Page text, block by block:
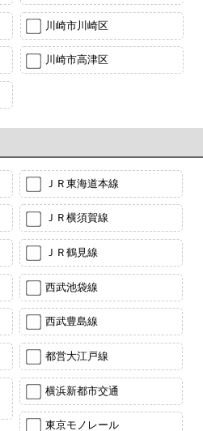
川崎市川崎区
川崎市高津区
ＪＲ東海道本線
ＪＲ横須賀線
ＪＲ鶴見線
西武池袋線
西武豊島線
都営大江戸線
横浜新都市交通
東京モノレール